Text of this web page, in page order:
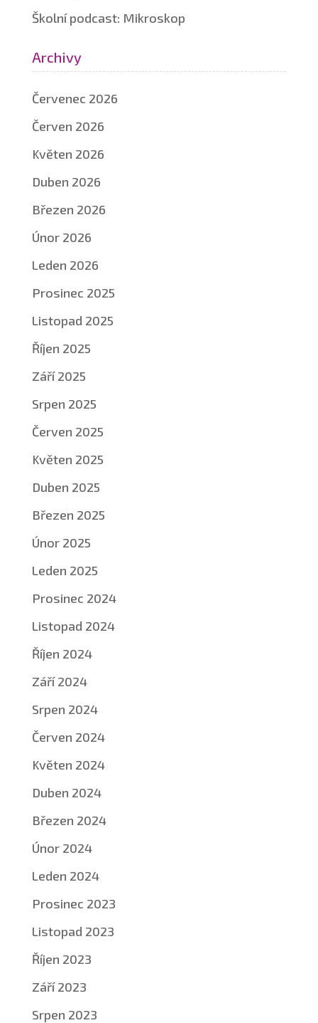
Školní podcast: Mikroskop
Archivy
Červenec 2026
Červen 2026
Květen 2026
Duben 2026
Březen 2026
Únor 2026
Leden 2026
Prosinec 2025
Listopad 2025
Říjen 2025
Září 2025
Srpen 2025
Červen 2025
Květen 2025
Duben 2025
Březen 2025
Únor 2025
Leden 2025
Prosinec 2024
Listopad 2024
Říjen 2024
Září 2024
Srpen 2024
Červen 2024
Květen 2024
Duben 2024
Březen 2024
Únor 2024
Leden 2024
Prosinec 2023
Listopad 2023
Říjen 2023
Září 2023
Srpen 2023